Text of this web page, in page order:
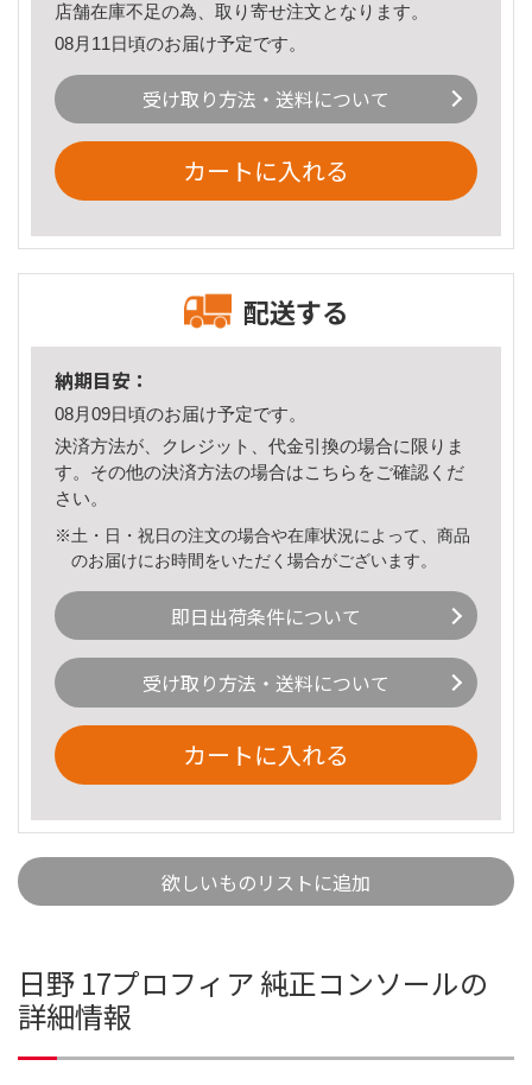
店舗在庫不足の為、取り寄せ注文となります。
08月11日頃のお届け予定です。
受け取り方法・送料について
カートに入れる
配送する
納期目安：
08月09日頃のお届け予定です。
決済方法が、クレジット、代金引換の場合に限りま
す。その他の決済方法の場合はこちら をご確認くだ
さい。
※土・日・祝日の注文の場合や在庫状況によって、商品
のお届けにお時間をいただく場合がございます。
即日出荷条件について
受け取り方法・送料について
カートに入れる
欲しいものリストに追加
日野 17プロフィア 純正コンソールの
詳細情報